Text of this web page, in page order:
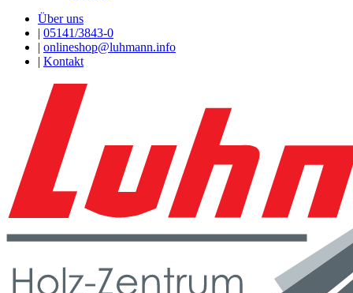
Über uns
| 05141/3843-0
| onlineshop@luhmann.info
| Kontakt